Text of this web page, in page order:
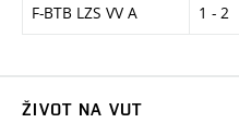
F-BTB LZS VV A 1 - 2
ŽIVOT NA VUT